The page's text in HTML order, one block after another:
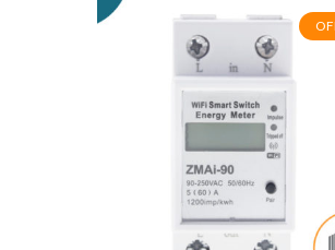
pueden
elegir
la
página
de
era:
U$S
145,00.